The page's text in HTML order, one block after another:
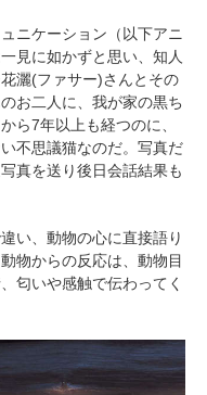
ニケーション（以下アニ
見に如かずと思い、知人
灑(ファサー)さんとその
お二人に、我が家の黒ち
ら7年以上も経つのに、
不思議猫なのだ。写真だ
真を送り後日会話結果も
い、動物の心に直接語り
物からの反応は、動物目
匂いや感触で伝わってく